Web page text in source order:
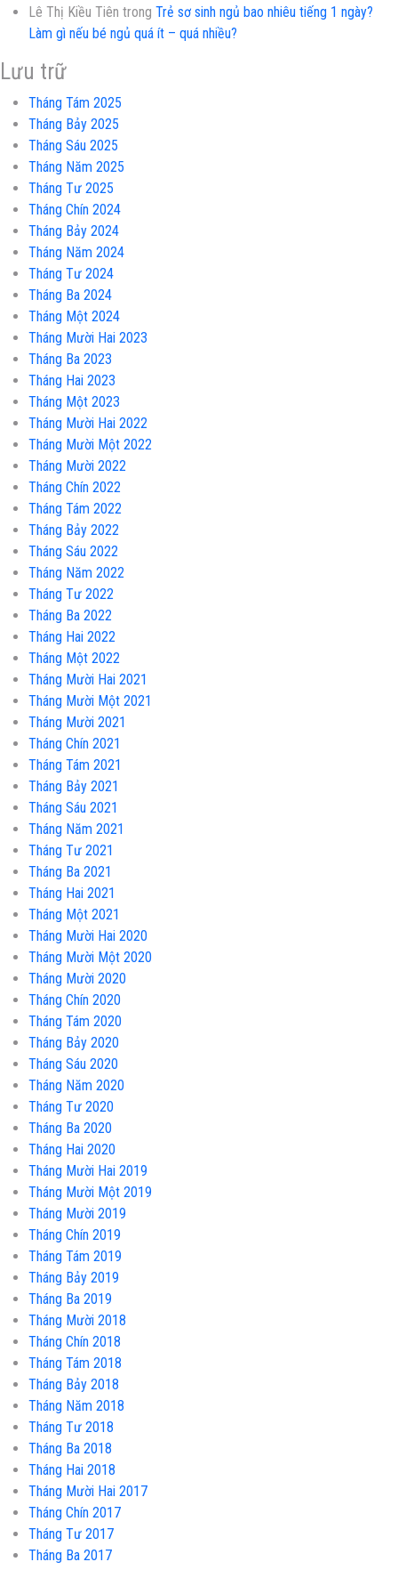
Lê Thị Kiều Tiên trong Trẻ sơ sinh ngủ bao nhiêu tiếng 1 ngày?
Làm gì nếu bé ngủ quá ít – quá nhiều?
Lưu trữ
Tháng Tám 2025
Tháng Bảy 2025
Tháng Sáu 2025
Tháng Năm 2025
Tháng Tư 2025
Tháng Chín 2024
Tháng Bảy 2024
Tháng Năm 2024
Tháng Tư 2024
Tháng Ba 2024
Tháng Một 2024
Tháng Mười Hai 2023
Tháng Ba 2023
Tháng Hai 2023
Tháng Một 2023
Tháng Mười Hai 2022
Tháng Mười Một 2022
Tháng Mười 2022
Tháng Chín 2022
Tháng Tám 2022
Tháng Bảy 2022
Tháng Sáu 2022
Tháng Năm 2022
Tháng Tư 2022
Tháng Ba 2022
Tháng Hai 2022
Tháng Một 2022
Tháng Mười Hai 2021
Tháng Mười Một 2021
Tháng Mười 2021
Tháng Chín 2021
Tháng Tám 2021
Tháng Bảy 2021
Tháng Sáu 2021
Tháng Năm 2021
Tháng Tư 2021
Tháng Ba 2021
Tháng Hai 2021
Tháng Một 2021
Tháng Mười Hai 2020
Tháng Mười Một 2020
Tháng Mười 2020
Tháng Chín 2020
Tháng Tám 2020
Tháng Bảy 2020
Tháng Sáu 2020
Tháng Năm 2020
Tháng Tư 2020
Tháng Ba 2020
Tháng Hai 2020
Tháng Mười Hai 2019
Tháng Mười Một 2019
Tháng Mười 2019
Tháng Chín 2019
Tháng Tám 2019
Tháng Bảy 2019
Tháng Ba 2019
Tháng Mười 2018
Tháng Chín 2018
Tháng Tám 2018
Tháng Bảy 2018
Tháng Năm 2018
Tháng Tư 2018
Tháng Ba 2018
Tháng Hai 2018
Tháng Mười Hai 2017
Tháng Chín 2017
Tháng Tư 2017
Tháng Ba 2017